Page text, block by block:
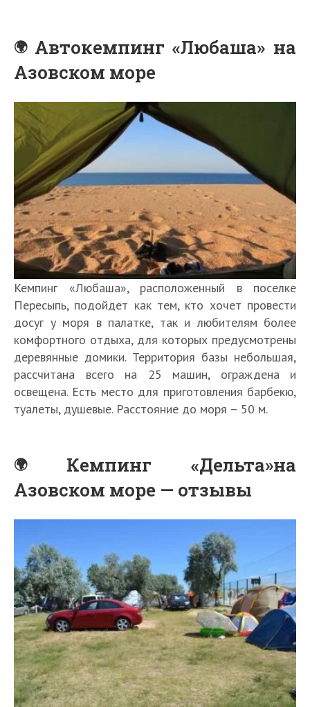
Автокемпинг «Любаша» на
Азовском море
Кемпинг «Любаша», расположенный в поселке
Пересыпь, подойдет как тем, кто хочет провести
досуг у моря в палатке, так и любителям более
комфортного отдыха, для которых предусмотрены
деревянные домики. Территория базы небольшая,
рассчитана всего на 25 машин, ограждена и
освещена. Есть место для приготовления барбекю,
туалеты, душевые. Расстояние до моря – 50 м.
Кемпинг «Дельта»на
Азовском море — отзывы